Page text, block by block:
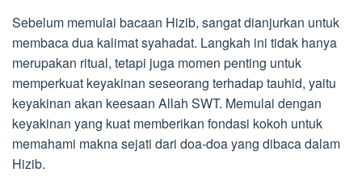
Sebelum memulai bacaan Hizib, sangat dianjurkan untuk
membaca dua kalimat syahadat. Langkah ini tidak hanya
merupakan ritual, tetapi juga momen penting untuk
memperkuat keyakinan seseorang terhadap tauhid, yaitu
keyakinan akan keesaan Allah SWT. Memulai dengan
keyakinan yang kuat memberikan fondasi kokoh untuk
memahami makna sejati dari doa-doa yang dibaca dalam
Hizib.